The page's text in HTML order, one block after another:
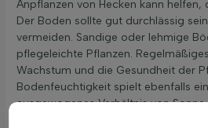
Anpflanzen von Hecken kann helfen,
Der Boden sollte gut durchlässig
vermeiden. Sandige oder lehmige
pflegeleichte Pflanzen.
Wachstum und die Gesundheit der
Bodenfeuchtigkeit spielt ebenfalls
ausgewogenes Verhältnis von